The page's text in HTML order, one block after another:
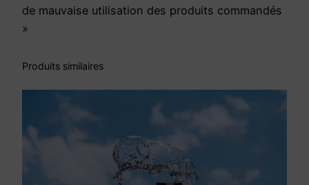
de mauvaise utilisation des produits commandés
»
Produits similaires